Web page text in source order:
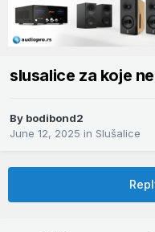
slusalice za koje
By bodibond2
June 12, 2025 in Slušalice